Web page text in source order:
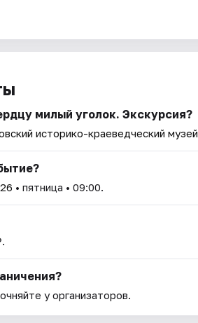
милый уголок. Экскурсия?
историко-краеведческий музей
• пятница • 09:00.
у организаторов.